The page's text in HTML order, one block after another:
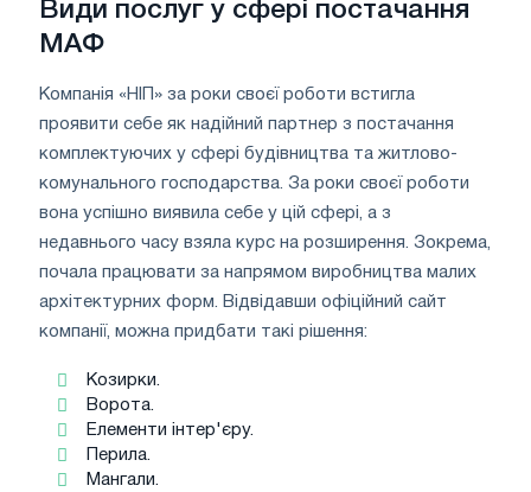
Види послуг у сфері постачання
МАФ
Компанія «НІП» за роки своєї роботи встигла
проявити себе як надійний партнер з постачання
комплектуючих у сфері будівництва та житлово-
комунального господарства. За роки своєї роботи
вона успішно виявила себе у цій сфері, а з
недавнього часу взяла курс на розширення. Зокрема,
почала працювати за напрямом виробництва малих
архітектурних форм. Відвідавши офіційний сайт
компанії, можна придбати такі рішення:
Козирки.
Ворота.
Елементи інтер'єру.
Перила.
Мангали.